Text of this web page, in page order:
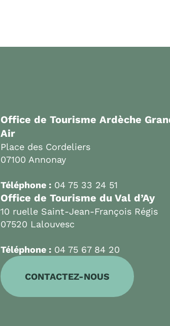
Office de Tourisme Ardèche
Air
Place des Cordeliers
07100 Annonay
Téléphone : 04 75 33 24 51
Office de Tourisme du Val d’Ay
10 ruelle Saint-Jean-François Régis
07520 Lalouvesc
Téléphone : 04 75 67 84 20
CONTACTEZ-NOUS